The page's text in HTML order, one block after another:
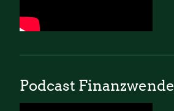
Podcast Finanzwende